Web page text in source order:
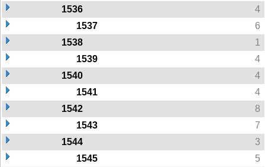
1536
4
1537
6
1538
1
1539
4
1540
4
1541
4
1542
8
1543
7
1544
3
1545
5